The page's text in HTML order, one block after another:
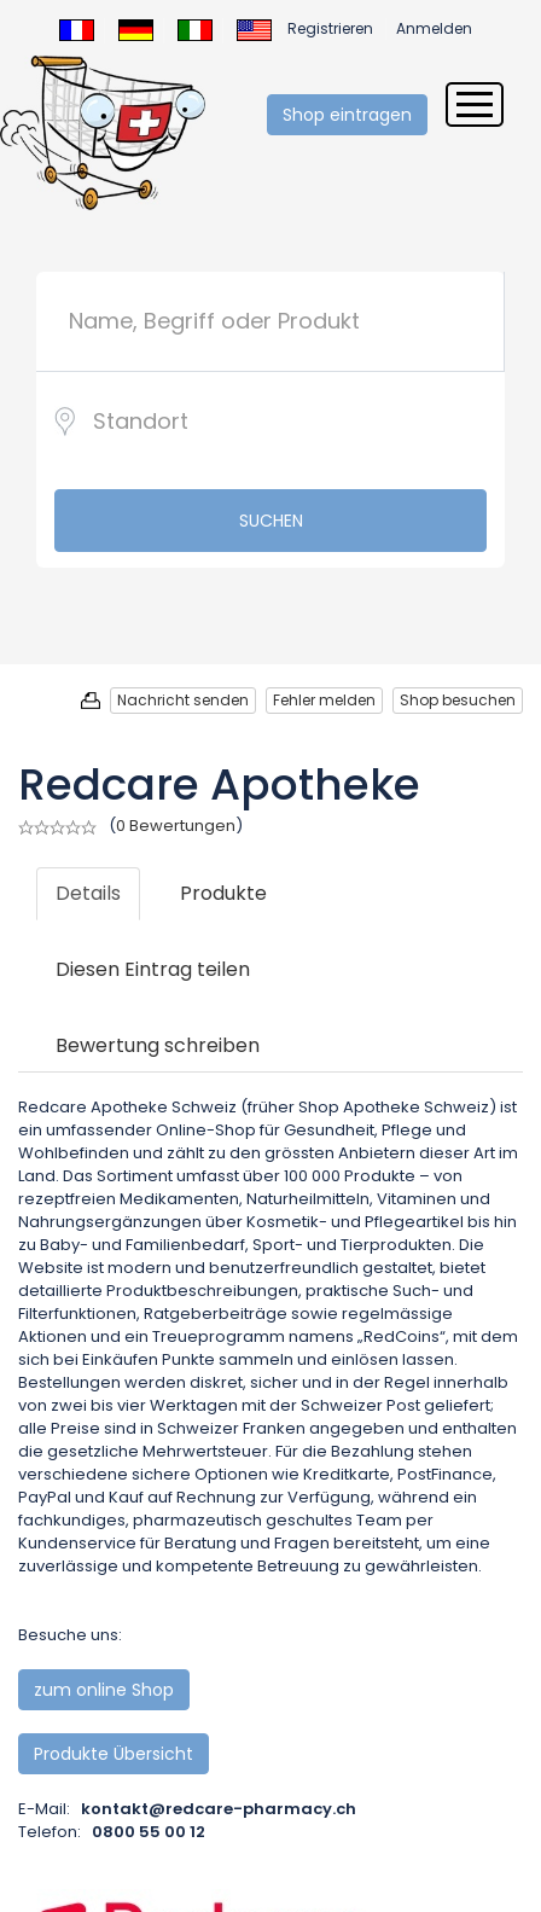
Registrieren Anmelden
Shop eintragen
SUCHEN
Shop besuchen
Fehler melden
Nachricht senden
Redcare Apotheke
(0 Bewertungen)
Details Produkte
Diesen Eintrag teilen
Bewertung schreiben
Redcare Apotheke Schweiz (früher Shop Apotheke Schweiz) ist
ein umfassender Online-Shop für Gesundheit, Pflege und
Wohlbefinden und zählt zu den grössten Anbietern dieser Art im
Land. Das Sortiment umfasst über 100 000 Produkte – von
rezeptfreien Medikamenten, Naturheilmitteln, Vitaminen und
Nahrungsergänzungen über Kosmetik- und Pflegeartikel bis hin
zu Baby- und Familienbedarf, Sport- und Tierprodukten. Die
Website ist modern und benutzerfreundlich gestaltet, bietet
detaillierte Produktbeschreibungen, praktische Such- und
Filterfunktionen, Ratgeberbeiträge sowie regelmässige
Aktionen und ein Treueprogramm namens „RedCoins“, mit dem
sich bei Einkäufen Punkte sammeln und einlösen lassen.
Bestellungen werden diskret, sicher und in der Regel innerhalb
von zwei bis vier Werktagen mit der Schweizer Post geliefert;
alle Preise sind in Schweizer Franken angegeben und enthalten
die gesetzliche Mehrwertsteuer. Für die Bezahlung stehen
verschiedene sichere Optionen wie Kreditkarte, PostFinance,
PayPal und Kauf auf Rechnung zur Verfügung, während ein
fachkundiges, pharmazeutisch geschultes Team per
Kundenservice für Beratung und Fragen bereitsteht, um eine
zuverlässige und kompetente Betreuung zu gewährleisten.
Besuche uns:
zum online Shop
Produkte Übersicht
E-Mail: kontakt@redcare-pharmacy.ch
Telefon: 0800 55 00 12